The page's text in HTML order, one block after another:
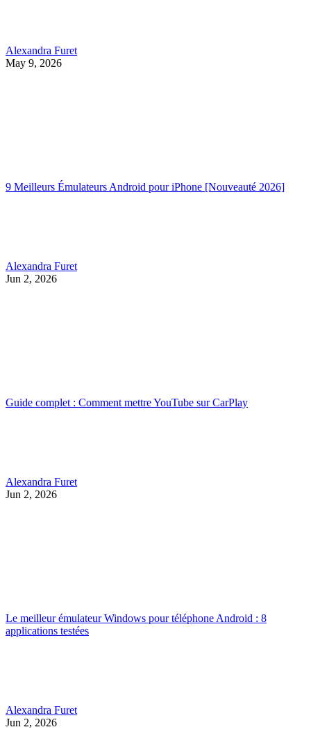
Alexandra Furet
May 9, 2026
9 Meilleurs Émulateurs Android pour iPhone [Nouveauté 2026]
Alexandra Furet
Jun 2, 2026
Guide complet : Comment mettre YouTube sur CarPlay
Alexandra Furet
Jun 2, 2026
Le meilleur émulateur Windows pour téléphone Android : 8
applications testées
Alexandra Furet
Jun 2, 2026